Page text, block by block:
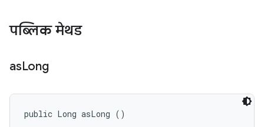
पब्लिक मेथड
asLong
public Long asLong ()